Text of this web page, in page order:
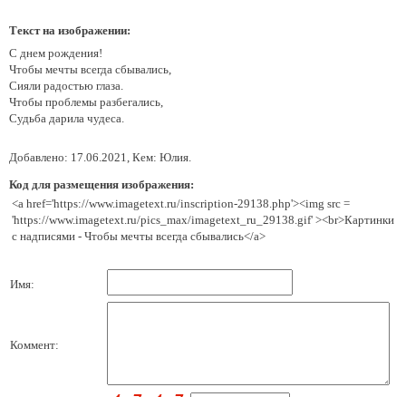
Текст на изображении:
С днем рождения!
Чтобы мечты всегда сбывались,
Сияли радостью глаза.
Чтобы проблемы разбегались,
Судьба дарила чудеса.
Добавлено: 17.06.2021, Кем: Юлия.
Код для размещения изображения:
<a href='https://www.imagetext.ru/inscription-29138.php'><img src =
'https://www.imagetext.ru/pics_max/imagetext_ru_29138.gif' ><br>Картинки
с надписями - Чтобы мечты всегда сбывались</a>
Имя:
Коммент: